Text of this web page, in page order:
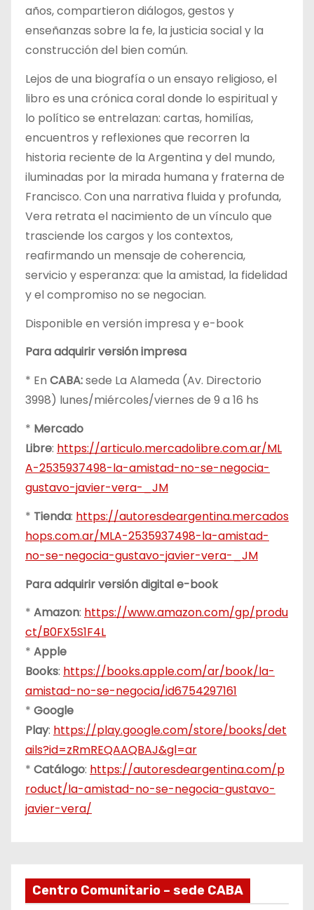
años, compartieron diálogos, gestos y
enseñanzas sobre la fe, la justicia social y la
construcción del bien común.
Lejos de una biografía o un ensayo religioso, el
libro es una crónica coral donde lo espiritual y
lo político se entrelazan: cartas, homilías,
encuentros y reflexiones que recorren la
historia reciente de la Argentina y del mundo,
iluminadas por la mirada humana y fraterna de
Francisco. Con una narrativa fluida y profunda,
Vera retrata el nacimiento de un vínculo que
trasciende los cargos y los contextos,
reafirmando un mensaje de coherencia,
servicio y esperanza: que la amistad, la fidelidad
y el compromiso no se negocian.
Disponible en versión impresa y e-book
Para adquirir versión impresa
* En CABA:sede La Alameda (Av. Directorio
3998) lunes/miércoles/viernes de 9 a 16 hs
* Mercado
Libre: https://articulo.mercadolibre.com.ar/ML
A-2535937498-la-amistad-no-se-negocia-
gustavo-javier-vera-_JM
* Tienda: https://autoresdeargentina.mercados
hops.com.ar/MLA-2535937498-la-amistad-
no-se-negocia-gustavo-javier-vera-_JM
Para adquirir versión digital e-book
* Amazon: https://www.amazon.com/gp/produ
ct/B0FX5S1F4L
* Apple
Books: https://books.apple.com/ar/book/la-
amistad-no-se-negocia/id6754297161
* Google
Play: https://play.google.com/store/books/det
ails?id=zRmREQAAQBAJ&gl=ar
* Catálogo: https://autoresdeargentina.com/p
roduct/la-amistad-no-se-negocia-gustavo-
javier-vera/
Centro Comunitario – sede CABA